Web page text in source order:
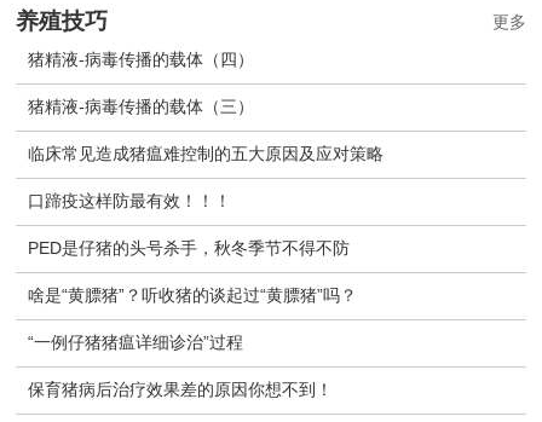
养殖技巧
猪精液-病毒传播的载体（四）
猪精液-病毒传播的载体（三）
临床常见造成猪瘟难控制的五大原因及应对策略
口蹄疫这样防最有效！！！
PED是仔猪的头号杀手，秋冬季节不得不防
啥是“黄膘猪”？听收猪的谈起过“黄膘猪”吗？
“一例仔猪猪瘟详细诊治”过程
保育猪病后治疗效果差的原因你想不到！
更多